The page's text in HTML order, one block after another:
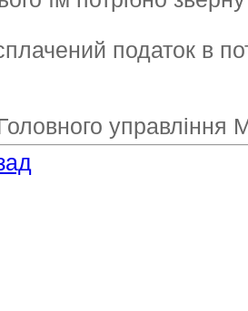
податок в
управління